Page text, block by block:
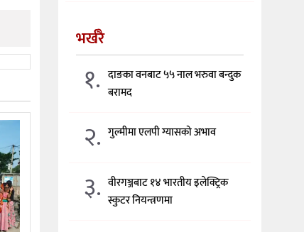
भर्खरै
१. दाङका वनबाट ५५ नाल भरुवा बन्दुक
बरामद
२. गुल्मीमा एलपी ग्यासको अभाव
३. वीरगञ्जबाट १४ भारतीय इलेक्ट्रिक
स्कुटर नियन्त्रणमा